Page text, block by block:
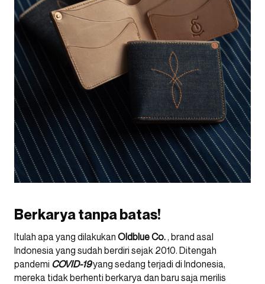
Berkarya tanpa batas!
Itulah apa yang dilakukan Oldblue Co., brand asal
Indonesia yang sudah berdiri sejak 2010. Ditengah
pandemi COVID-19yang sedang terjadi di Indonesia,
mereka tidak berhenti berkarya dan baru saja merilis